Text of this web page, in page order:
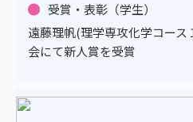
受賞・表彰（学生）
遠藤理帆(理学専攻化学コー
会にて新人賞を受賞